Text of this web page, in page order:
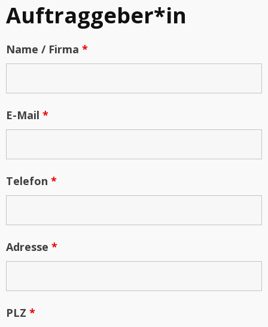
Auftraggeber*in
Name / Firma *
E-Mail *
Telefon *
Adresse *
PLZ *